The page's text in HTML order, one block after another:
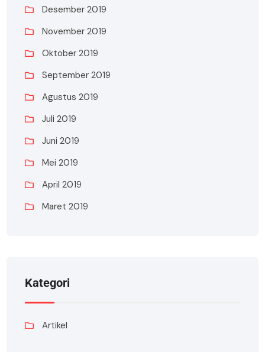
Desember 2019
November 2019
Oktober 2019
September 2019
Agustus 2019
Juli 2019
Juni 2019
Mei 2019
April 2019
Maret 2019
Kategori
Artikel